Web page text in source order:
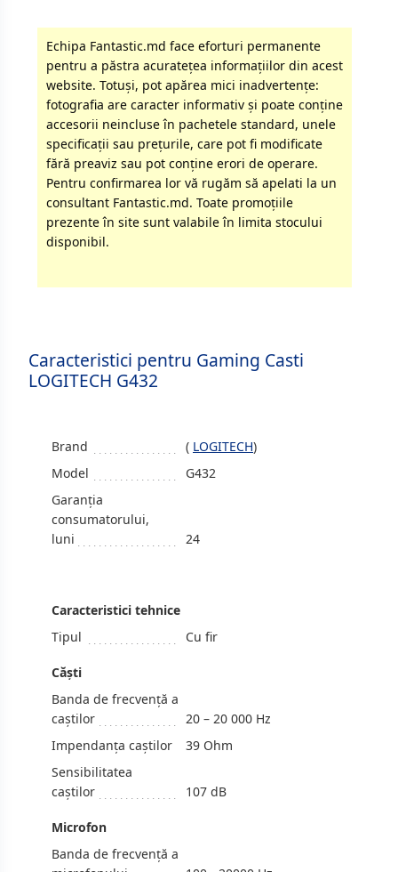
Echipa Fantastic.md face eforturi permanente
pentru a păstra acurateţea informaţiilor din acest
website. Totuși, pot apărea mici inadvertenţe:
fotografia are caracter informativ şi poate conţine
accesorii neincluse în pachetele standard, unele
specificaţii sau preţurile, care pot fi modificate
fără preaviz sau pot conţine erori de operare.
Pentru confirmarea lor vă rugăm să apelati la un
consultant Fantastic.md. Toate promoţiile
prezente în site sunt valabile în limita stocului
disponibil.
Caracteristici pentru Gaming Casti
LOGITECH G432
Brand ( LOGITECH)
Model
G432
Garanția
consumatorului,
luni
24
Caracteristici tehnice
Tipul
Cu fir
Căşti
Banda de frecvență a
caștilor
20 – 20 000 Hz
Impendanța caștilor
39 Ohm
Sensibilitatea
caștilor
107 dB
Microfon
Banda de frecvență a